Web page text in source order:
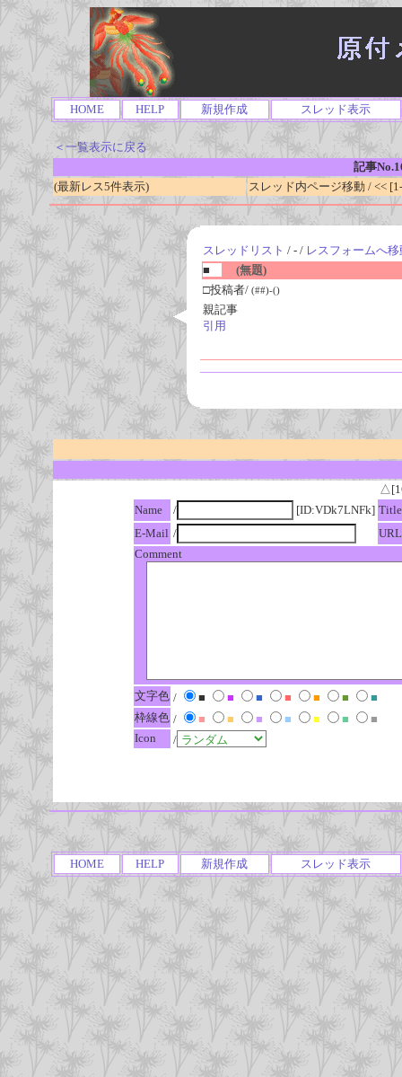
HOME HELP 新規作成 スレッド表示
＜一覧表示に戻る
記事
(最新レス5件表示)
スレッド内ページ移動 / <<
スレッドリスト / - / レスフォームへ移
■
(無題)
□投稿者/ (##)-()
親記事
引用
Name
/ [ID:VDk7LNFk] Title
E-Mail /
URL
Comment
文字色 / ■ ■ ■ ■ ■ ■
■
枠線色 / ■ ■ ■ ■ ■ ■
■
Icon
/
HOME HELP 新規作成 スレッド表示